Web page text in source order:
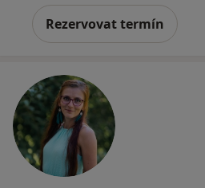
Rezervovat termín